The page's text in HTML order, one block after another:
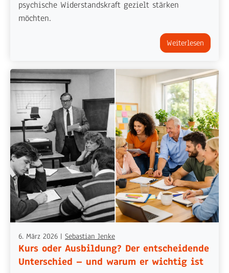
psychische Widerstandskraft gezielt stärken
möchten.
Weiterlesen
6. März 2026 | Sebastian Jenke
Kurs oder Ausbildung? Der entscheidende
Unterschied – und warum er wichtig ist